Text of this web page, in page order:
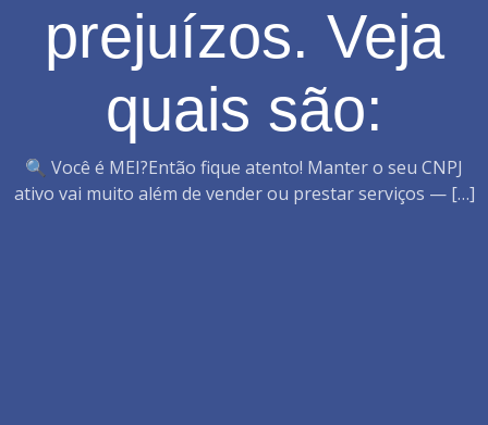
prejuízos. Veja
quais são:‌
🔍 Você é MEI?Então fique atento! Manter o seu CNPJ
ativo vai muito além de vender ou prestar serviços — […]